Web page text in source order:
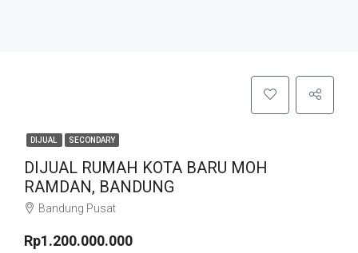
DIJUAL SECONDARY
DIJUAL RUMAH KOTA BARU MOH
RAMDAN, BANDUNG
Bandung Pusat
Rp1.200.000.000